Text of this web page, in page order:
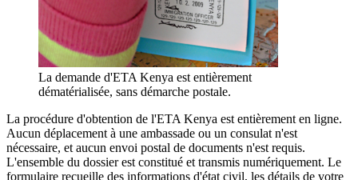
La demande d'ETA Kenya est entièrement
dématérialisée, sans démarche postale.
La procédure d'obtention de l'ETA Kenya est entièrement en ligne.
Aucun déplacement à une ambassade ou un consulat n'est
nécessaire, et aucun envoi postal de documents n'est requis.
L'ensemble du dossier est constitué et transmis numériquement. Le
formulaire recueille des informations d'état civil, les détails de votre